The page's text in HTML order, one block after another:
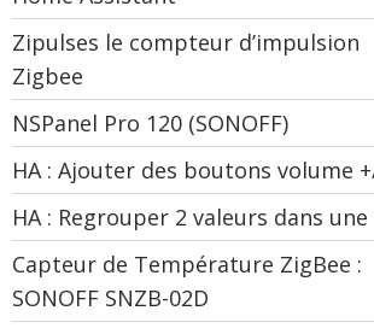
Zipulses le compteur d’impulsion
Zigbee
NSPanel Pro 120 (SONOFF)
HA : Ajouter des boutons volume
HA : Regrouper 2 valeurs dans
Capteur de Température ZigBee :
SONOFF SNZB-02D